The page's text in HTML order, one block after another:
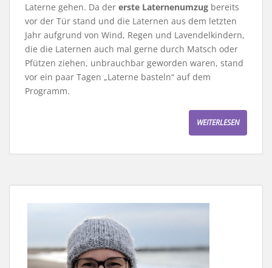
Laterne gehen. Da der erste Laternenumzug bereits
vor der Tür stand und die Laternen aus dem letzten
Jahr aufgrund von Wind, Regen und Lavendelkindern,
die die Laternen auch mal gerne durch Matsch oder
Pfützen ziehen, unbrauchbar geworden waren, stand
vor ein paar Tagen „Laterne basteln“ auf dem
Programm.
WEITERLESEN